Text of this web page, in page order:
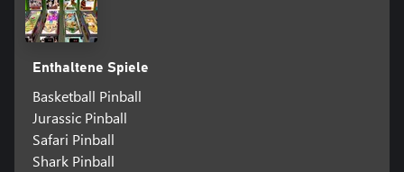
Enthaltene Spiele
Basketball Pinball
Jurassic Pinball
Safari Pinball
Shark Pinball